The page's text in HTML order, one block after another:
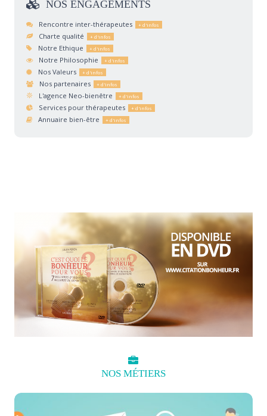
NOS ENGAGEMENTS
Rencontre inter-thérapeutes
Charte qualité
Notre Ethique
Notre Philosophie
Nos Valeurs
Nos partenaires
L'agence Neo-bienêtre
Services pour thérapeutes
Annuaire bien-être
NOS MÉTIERS